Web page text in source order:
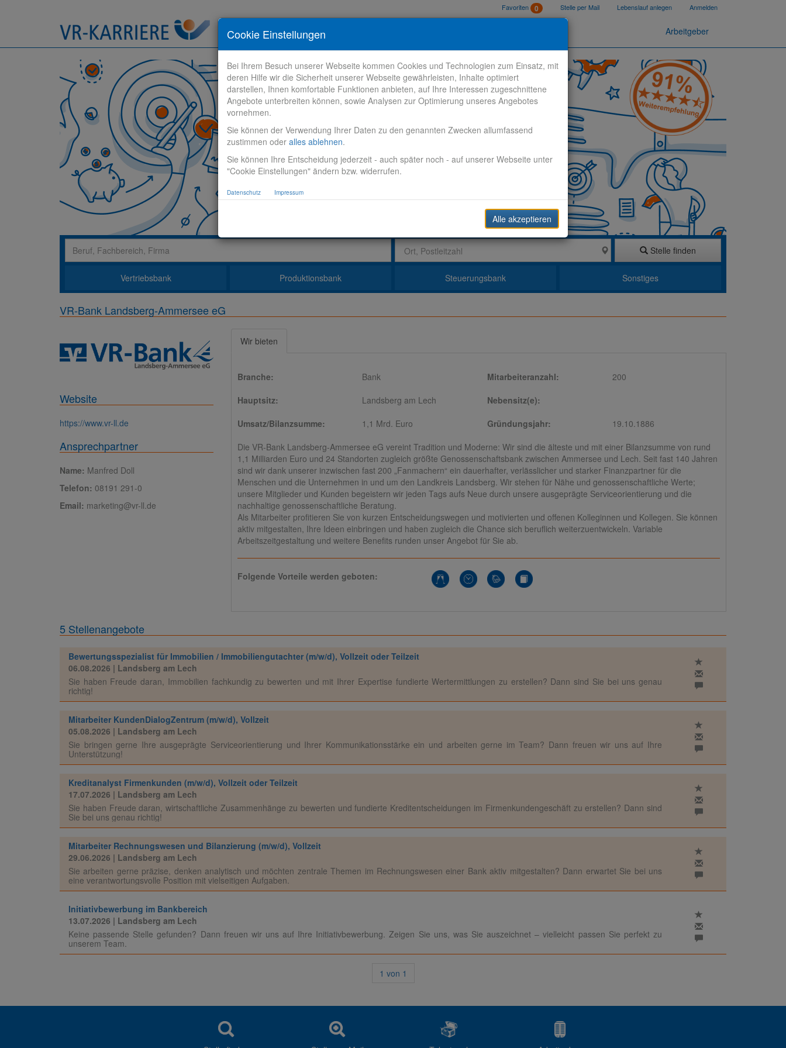
Favoriten 0 Stelle per Mail Lebenslauf anlegen Anmelden
Stelle finden Bewerbungstipps Arbeitgeber
Stelle finden
Vertriebsbank Produktionsbank Steuerungsbank Sonstiges
VR-Bank Landsberg-Ammersee eG
Website
https://www.vr-ll.de
Ansprechpartner
Name: Manfred Doll
Telefon: 08191 291-0
Email: marketing@vr-ll.de
Wir bieten
Branche: Bank Mitarbeiteranzahl:
200
Hauptsitz:
Landsberg am Lech
Nebensitz(e):
Umsatz/Bilanzsumme:
1,1 Mrd. Euro Gründungsjahr:
19.10.1886
Die VR-Bank Landsberg-Ammersee eG vereint Tradition und Moderne: Wir sind die älteste und mit einer Bilanzsumme von rund
1,1 Milliarden Euro und 24 Standorten zugleich größte Genossenschaftsbank zwischen Ammersee und Lech. Seit fast 140 Jahren
sind wir dank unserer inzwischen fast 200 „Fanmachern“ ein dauerhafter, verlässlicher und starker Finanzpartner für die
Menschen und die Unternehmen in und um den Landkreis Landsberg. Wir stehen für Nähe und genossenschaftliche Werte;
unsere Mitglieder und Kunden begeistern wir jeden Tags aufs Neue durch unsere ausgeprägte Serviceorientierung und die
nachhaltige genossenschaftliche Beratung.
Als Mitarbeiter profitieren Sie von kurzen Entscheidungswegen und motivierten und offenen Kolleginnen und Kollegen. Sie können
aktiv mitgestalten, Ihre Ideen einbringen und haben zugleich die Chance sich beruflich weiterzuentwickeln. Variable
Arbeitszeitgestaltung und weitere Benefits runden unser Angebot für Sie ab.
Folgende Vorteile werden geboten:
5 Stellenangebote
Bewertungsspezialist für Immobilien / Immobiliengutachter (m/w/d), Vollzeit oder Teilzeit
06.08.2026 | Landsberg am Lech
Sie haben Freude daran, Immobilien fachkundig zu bewerten und mit Ihrer Expertise fundierte Wertermittlungen zu erstellen? Dann sind Sie bei uns genau
richtig!
Mitarbeiter KundenDialogZentrum (m/w/d), Vollzeit
05.08.2026 | Landsberg am Lech
Sie bringen gerne Ihre ausgeprägte Serviceorientierung und Ihrer Kommunikationsstärke ein und arbeiten gerne im Team? Dann freuen wir uns auf Ihre
Unterstützung!
Kreditanalyst Firmenkunden (m/w/d), Vollzeit oder Teilzeit
17.07.2026 | Landsberg am Lech
Sie haben Freude daran, wirtschaftliche Zusammenhänge zu bewerten und fundierte Kreditentscheidungen im Firmenkundengeschäft zu erstellen? Dann sind
Sie bei uns genau richtig!
Mitarbeiter Rechnungswesen und Bilanzierung (m/w/d), Vollzeit
29.06.2026 | Landsberg am Lech
Sie arbeiten gerne präzise, denken analytisch und möchten zentrale Themen im Rechnungswesen einer Bank aktiv mitgestalten? Dann erwartet Sie bei uns
eine verantwortungsvolle Position mit vielseitigen Aufgaben.
Initiativbewerbung im Bankbereich
13.07.2026 | Landsberg am Lech
Keine passende Stelle gefunden? Dann freuen wir uns auf Ihre Initiativbewerbung. Zeigen Sie uns, was Sie auszeichnet – vielleicht passen Sie perfekt zu
unserem Team.
1 von 1
Cookie Einstellungen
Bei Ihrem Besuch unserer Webseite kommen Cookies und Technologien zum Einsatz, mit
deren Hilfe wir die Sicherheit unserer Webseite gewährleisten, Inhalte optimiert
darstellen, Ihnen komfortable Funktionen anbieten, auf Ihre Interessen zugeschnittene
Angebote unterbreiten können, sowie Analysen zur Optimierung unseres Angebotes
vornehmen.
Sie können der Verwendung Ihrer Daten zu den genannten Zwecken allumfassend
zustimmen oder alles ablehnen.
Sie können Ihre Entscheidung jederzeit - auch später noch - auf unserer Webseite unter
"Cookie Einstellungen" ändern bzw. widerrufen.
Datenschutz Impressum
Alle akzeptieren